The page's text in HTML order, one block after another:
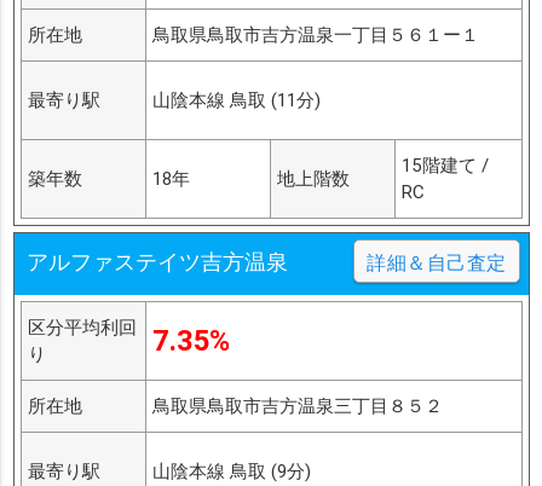
所在地 鳥取県鳥取市吉方温泉一丁目５６１ー１
最寄り駅 山陰本線 鳥取 (11分)
築年数 18年 地上階数
15階建て /
RC
アルファステイツ吉方温泉 詳細＆自己査定
区分平均利回
り
7.35%
所在地 鳥取県鳥取市吉方温泉三丁目８５２
最寄り駅 山陰本線 鳥取 (9分)